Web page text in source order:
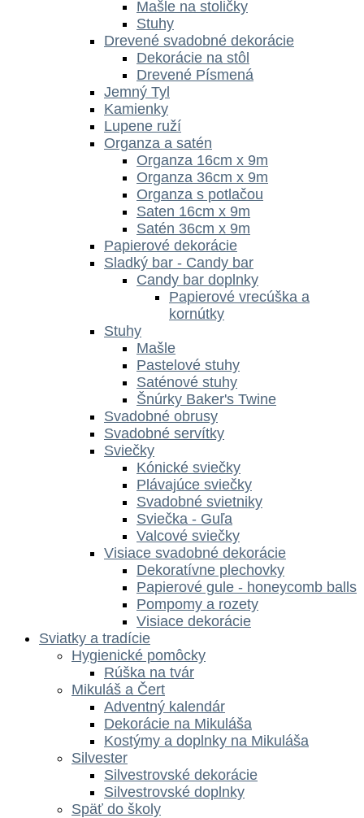
Mašle na stoličky
Stuhy
Drevené svadobné dekorácie
Dekorácie na stôl
Drevené Písmená
Jemný Tyl
Kamienky
Lupene ruží
Organza a satén
Organza 16cm x 9m
Organza 36cm x 9m
Organza s potlačou
Saten 16cm x 9m
Satén 36cm x 9m
Papierové dekorácie
Sladký bar - Candy bar
Candy bar doplnky
Papierové vrecúška a
kornútky
Stuhy
Mašle
Pastelové stuhy
Saténové stuhy
Šnúrky Baker's Twine
Svadobné obrusy
Svadobné servítky
Sviečky
Kónické sviečky
Plávajúce sviečky
Svadobné svietniky
Sviečka - Guľa
Valcové sviečky
Visiace svadobné dekorácie
Dekoratívne plechovky
Papierové gule - honeycomb balls
Pompomy a rozety
Visiace dekorácie
Sviatky a tradície
Hygienické pomôcky
Rúška na tvár
Mikuláš a Čert
Adventný kalendár
Dekorácie na Mikuláša
Kostýmy a doplnky na Mikuláša
Silvester
Silvestrovské dekorácie
Silvestrovské doplnky
Späť do školy